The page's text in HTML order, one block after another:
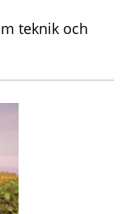
teknik och